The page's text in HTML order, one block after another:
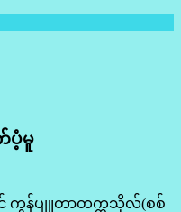
ပံ့မူ
ကွန်ပျူတာတက္ကသိုလ်(စစ်